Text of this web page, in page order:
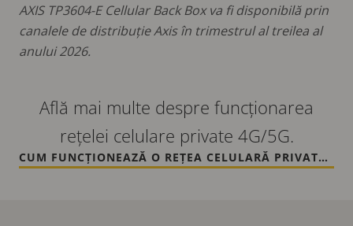
AXIS TP3604-E Cellular Back Box va fi disponibilă prin
canalele de distribuție Axis în trimestrul al treilea al
anului 2026.
Află mai multe despre funcționarea
rețelei celulare private 4G/5G.
CUM FUNCȚIONEAZĂ O REȚEA CELULARĂ PRIVATĂ 5G?